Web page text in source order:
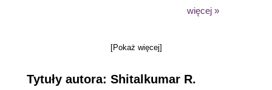
for 4G LTE networks are all areas of interest to
ecosystem, MapReduce, Hive, and configuring the
models and dashboard deployment.
więcej »
[Pokaż więcej]
Tytuły autora: Shitalkumar R.